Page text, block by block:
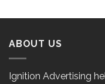
ABOUT US
Ignition Advertising